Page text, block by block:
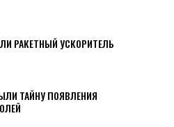
РАКЕТНЫЙ УСКОРИТЕЛЬ
ТАЙНУ ПОЯВЛЕНИЯ